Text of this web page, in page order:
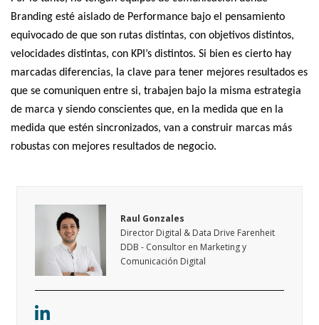
Branding esté aislado de Performance bajo el pensamiento
equivocado de que son rutas distintas, con objetivos distintos,
velocidades distintas, con KPI’s distintos. Si bien es cierto hay
marcadas diferencias, la clave para tener mejores resultados es
que se comuniquen entre si, trabajen bajo la misma estrategia
de marca y siendo conscientes que, en la medida que en la
medida que estén sincronizados, van a construir marcas más
robustas con mejores resultados de negocio.
Raul Gonzales
Director Digital & Data Drive Farenheit
DDB - Consultor en Marketing y
Comunicación Digital